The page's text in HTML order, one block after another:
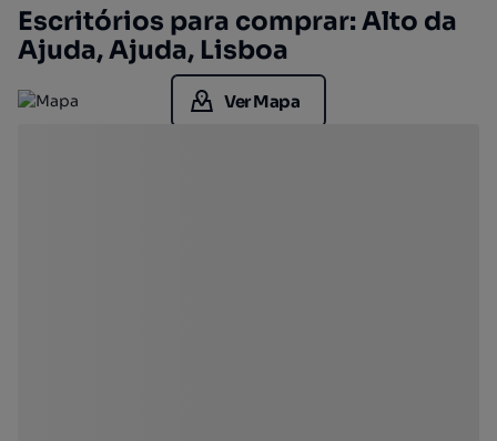
Escritórios para comprar: Alto da
Ajuda, Ajuda, Lisboa
Ver Mapa